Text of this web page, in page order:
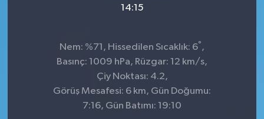
14:15
Nem: %71, Hissedilen Sıcaklık: 6° ,
Basınç: 1009 hPa, Rüzgar: 12 km/s,
Çiy Noktası: 4.2,
Görüş Mesafesi: 6 km, Gün Doğumu:
7:16, Gün Batımı: 19:10